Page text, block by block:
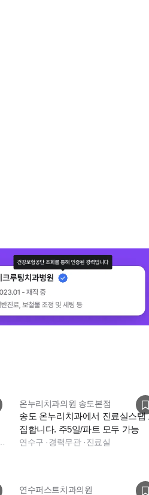
온누리치과의원 송도본점
송도 온누리치과에서 진료실스탭 모
집합니다. 주5일/파트 모두 가능
연수구 ·경력무관·진료실
연수퍼스트치과의원